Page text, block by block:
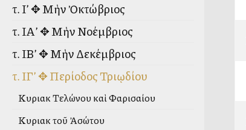
τ. Ι’ ✥ Μὴν Ὀκτώβριος
τ. ΙΑ’ ✥ Μὴν Νοέμβριος
τ. ΙΒ’ ✥ Μὴν Δεκέμβριος
τ. ΙΓ’ ✥ Περίοδος Τριῳδίου
Κυριακὴ Τελώνου καὶ Φαρισαίου
Κυριακὴ τοῦ Ἀσώτου